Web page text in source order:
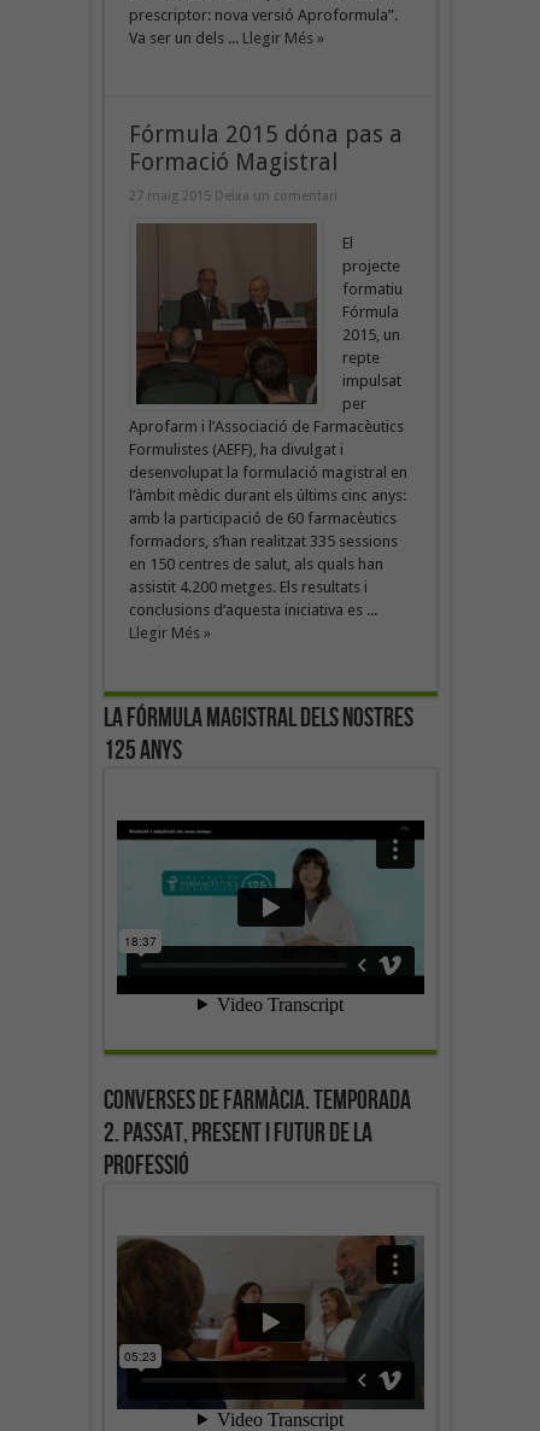
prescriptor: nova versió Aproformula”.
Va ser un dels ... Llegir Més »
Fórmula 2015 dóna pas a
Formació Magistral
27 maig 2015 Deixa un comentari
El
projecte
formatiu
Fórmula
2015, un
repte
impulsat
per
Aprofarm i l’Associació de Farmacèutics
Formulistes (AEFF), ha divulgat i
desenvolupat la formulació magistral en
l’àmbit mèdic durant els últims cinc anys:
amb la participació de 60 farmacèutics
formadors, s’han realitzat 335 sessions
en 150 centres de salut, als quals han
assistit 4.200 metges. Els resultats i
conclusions d’aquesta iniciativa es ...
Llegir Més »
La fórmula magistral dels nostres
125 anys
Converses de farmàcia. Temporada
2. Passat, present i futur de la
professió